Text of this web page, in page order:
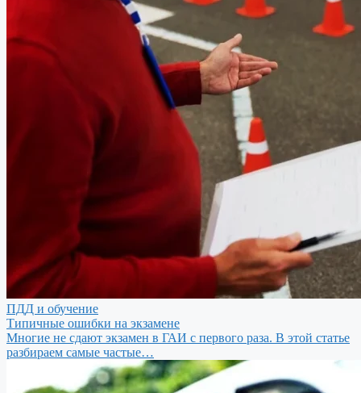
ПДД и обучение
Типичные ошибки на экзамене
Многие не сдают экзамен в ГАИ с первого раза. В этой статье
разбираем самые частые…